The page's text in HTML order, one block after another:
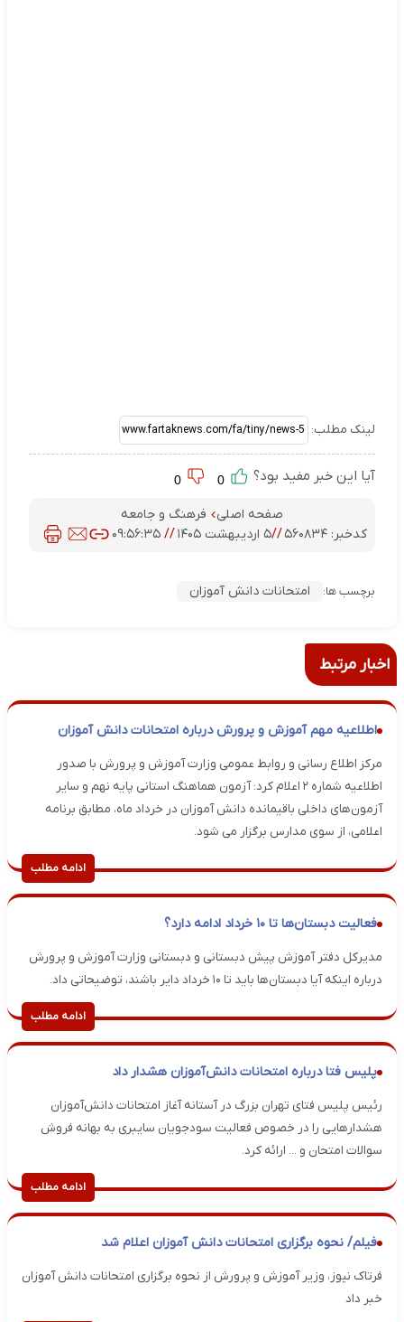
لینک مطلب:
آیا این خبر مفید بود؟
صفحه اصلی
فرهنگ و جامعه
کدخبر: ۵۶۰۸۳۴ //۵ اردیبهشت ۱۴۰۵ // ۰۹:۵۶:۳۵
برچسب ها: امتحانات دانش آموزان
اخبار مرتبط
اطلاعیه مهم آموزش و پرورش درباره امتحانات دانش‌ آموزان
مرکز اطلاع رسانی و روابط عمومی وزارت آموزش و پرورش با صدور
اطلاعیه شماره ۲ اعلام کرد: آزمون هماهنگ استانی پایه نهم و سایر
آزمون‌های داخلی باقیمانده دانش آموزان در خرداد ماه، مطابق برنامه
اعلامی، از سوی مدارس برگزار می شود.
ادامه مطلب
فعالیت دبستان‌ها تا ۱۰ خرداد ادامه دارد؟
مدیرکل دفتر آموزش پیش دبستانی و دبستانی وزارت آموزش و پرورش
درباره اینکه آیا دبستان‌ها باید تا ۱۰ خرداد دایر باشند، توضیحاتی داد.
ادامه مطلب
پلیس فتا درباره امتحانات دانش‌آموزان هشدار داد
رئیس پلیس فتای تهران بزرگ در آستانه آغاز امتحانات دانش‌آموزان
هشدارهایی را در خصوص فعالیت سودجویان سایبری به بهانه فروش
سوالات امتحان و ... ارائه کرد.
ادامه مطلب
فیلم/ نحوه برگزاری امتحانات دانش آموزان اعلام شد
فرتاک نیوز، وزیر آموزش و پرورش از نحوه برگزاری امتحانات دانش آموزان
خبر داد